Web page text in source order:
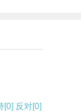
[0] 反对[0]